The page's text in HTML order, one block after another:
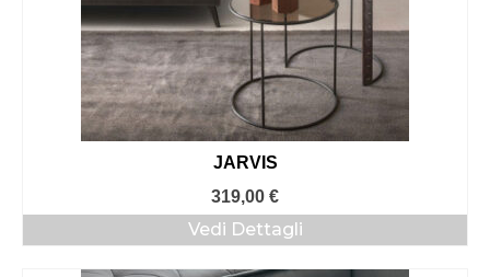
JARVIS
319,00 €
Vedi Dettagli